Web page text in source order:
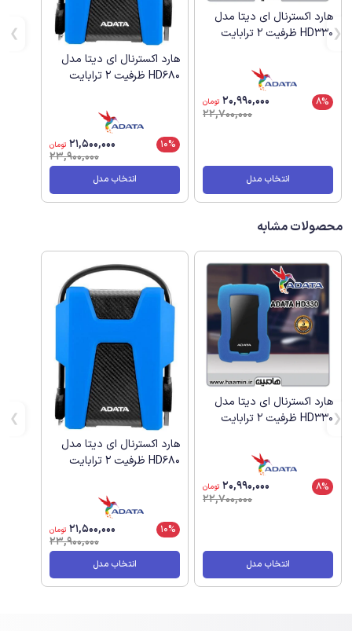
هارد اکسترنال ای دیتا مدل
HD330 ظرفیت 2 ترابایت
8%
20,990,000 تومان
22,700,000
انتخاب مدل
هارد اکسترنال ای دیتا مدل
HD680 ظرفیت 2 ترابایت
10%
21,500,000 تومان
23,900,000
انتخاب مدل
محصولات مشابه
هارد اکسترنال ای دیتا مدل
HD330 ظرفیت 2 ترابایت
8%
20,990,000 تومان
22,700,000
انتخاب مدل
هارد اکسترنال ای دیتا مدل
HD680 ظرفیت 2 ترابایت
10%
21,500,000 تومان
23,900,000
انتخاب مدل